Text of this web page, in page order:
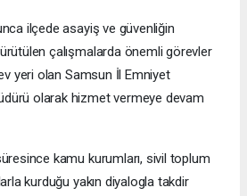
ilçede asayiş ve güvenliğin
çalışmalarda önemli görevler
yeri olan Samsun İl Emniyet
olarak hizmet vermeye devam
kamu kurumları, sivil toplum
kurduğu yakın diyalogla takdir